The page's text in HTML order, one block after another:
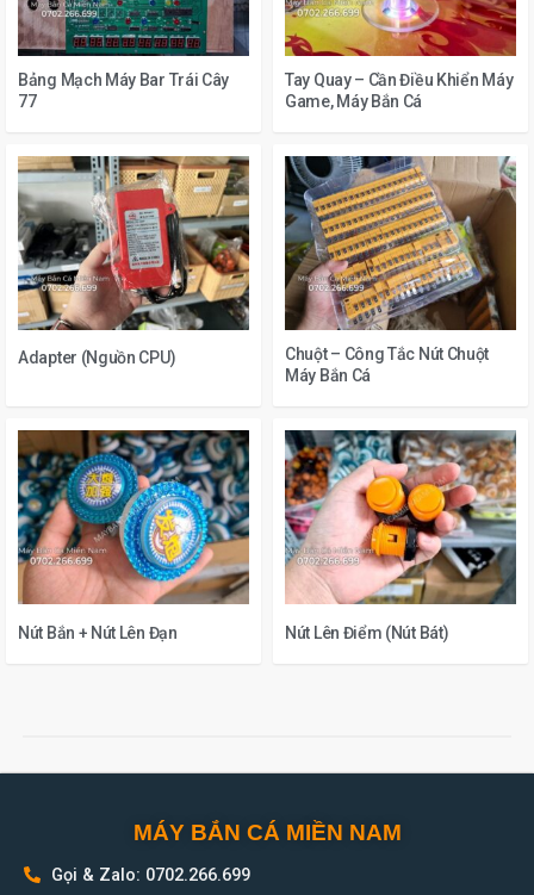
Bảng Mạch Máy Bar Trái Cây
77
Tay Quay – Cần Điều Khiển Máy
Game, Máy Bắn Cá
Adapter (Nguồn CPU)
Chuột – Công Tắc Nút Chuột
Máy Bắn Cá
Nút Bắn + Nút Lên Đạn Nút Lên Điểm (Nút Bát)
MÁY BẮN CÁ MIỀN NAM
Gọi & Zalo: 0702.266.699